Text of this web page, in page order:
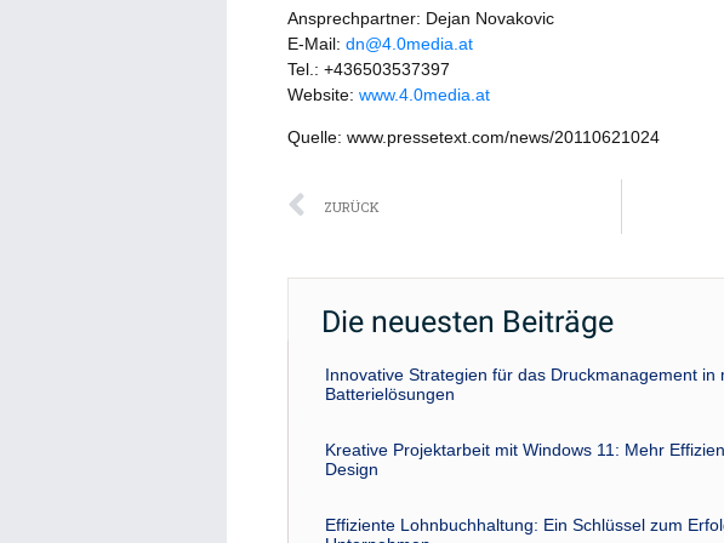
Ansprechpartner: Dejan Novakovic
E-Mail: dn@4.0media.at
Tel.: +436503537397
Website: www.4.0media.at
Quelle: www.pressetext.com/news/20110621024
Zurück
ZURÜCK
Die neuesten Beiträge
Innovative Strategien für das Druckmanagement in
Batterielösungen
Kreative Projektarbeit mit Windows 11: Mehr
Design
Effiziente Lohnbuchhaltung: Ein Schlüssel zum